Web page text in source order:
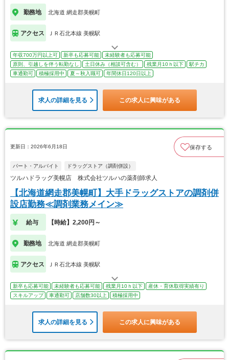
勤務地 北海道 網走郡美幌町
アクセス ＪＲ石北本線 美幌駅
年収700万円以上可 新卒も応募可能
未経験者も応募可能
原則、引越しを伴う転勤なし
土日休み（相談可含む） 残業月10ｈ以下
駅チカ
車通勤可
積極採用中 夏～秋入職可 年間休日120日以上
求人の詳細を見る この求人に興味がある
更新日：2026年6月18日 保存する
パート・アルバイト ドラッグストア（調剤併設）
ツルハドラッグ美幌店 株式会社ツルハの薬剤師求人
【北海道網走郡美幌町】大手ドラッグストアの調剤併
設店勤務≪調剤業務メイン≫
給与 【時給】2,200円～
勤務地 北海道 網走郡美幌町
アクセス ＪＲ石北本線 美幌駅
新卒も応募可能 未経験者も応募可能 残業月10ｈ以下
産休・育休取得実績有り
スキルアップ
車通勤可 店舗数30以上 積極採用中
求人の詳細を見る この求人に興味がある